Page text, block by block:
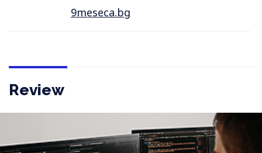
9meseca.bg
Review